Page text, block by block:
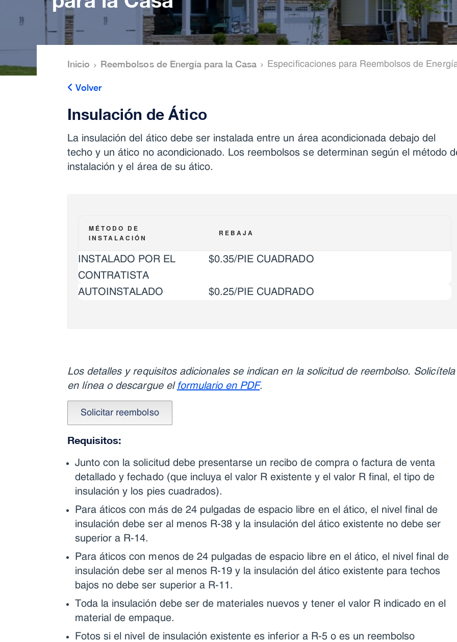
BREADCRUMB
Inicio Reembolsos de Energía para la Casa Especificaciones para Reembolsos de
Volver
Insulación de Ático
La insulación del ático debe ser instalada entre un área acondicionada debajo del
techo y un ático no acondicionado. Los reembolsos se determinan según el método
instalación y el área de su ático.
MÉTODO DE
INSTALACIÓN
REBAJA
INSTALADO POR EL
CONTRATISTA
$0.35/PIE CUADRADO
AUTOINSTALADO $0.25/PIE CUADRADO
Los detalles y requisitos adicionales se indican en la solicitud de reembolso. Solicítela
en línea o descargue el formulario en PDF.
Requisitos:
Junto con la solicitud debe presentarse un recibo de compra o factura de venta
detallado y fechado (que incluya el valor R existente y el valor R final, el tipo de
insulación y los pies cuadrados).
Para áticos con más de 24 pulgadas de espacio libre en el ático, el nivel final de
insulación debe ser al menos R-38 y la insulación del ático existente no debe ser
superior a R-14.
Para áticos con menos de 24 pulgadas de espacio libre en el ático, el nivel final de
insulación debe ser al menos R-19 y la insulación del ático existente para techos
bajos no debe ser superior a R-11.
Toda la insulación debe ser de materiales nuevos y tener el valor R indicado en el
material de empaque.
Fotos si el nivel de insulación existente es inferior a R-5 o es un reembolso